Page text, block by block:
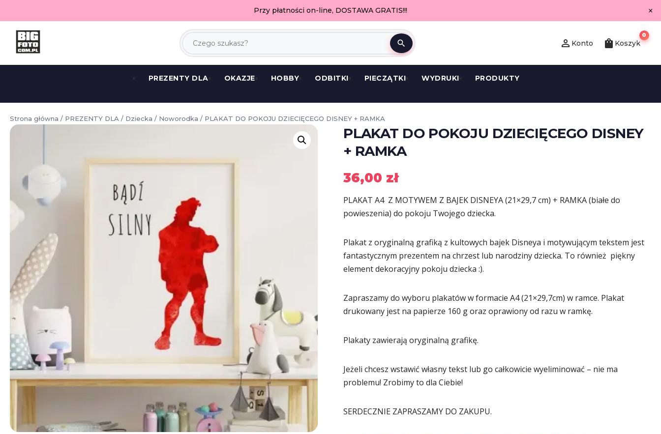
Przy płatności on-line, DOSTAWA GRATIS!!! ×
search person_outline Konto shopping_bag Koszyk
0
PREZENTY DLA OKAZJE HOBBY ODBITKI PIECZĄTKI WYDRUKI PRODUKTY
Strona główna / PREZENTY DLA / Dziecka / Noworodka / PLAKAT DO POKOJU DZIECIĘCEGO DISNEY + RAMKA
PLAKAT DO POKOJU DZIECIĘCEGO DISNEY
+ RAMKA
36,00 zł
PLAKAT A4 Z MOTYWEM Z BAJEK DISNEYA (21×29,7 cm) + RAMKA (białe do
powieszenia) do pokoju Twojego dziecka.
Plakat z oryginalną grafiką z kultowych bajek Disneya i motywującym tekstem jest
fantastycznym prezentem na chrzest lub narodziny dziecka. To również piękny
element dekoracyjny pokoju dziecka :).
Zapraszamy do wyboru plakatów w formacie A4 (21×29,7cm) w ramce. Plakat
drukowany jest na papierze 160 g oraz oprawiony od razu w ramkę.
Plakaty zawierają oryginalną grafikę.
Jeżeli chcesz wstawić własny tekst lub go całkowicie wyeliminować – nie ma
problemu! Zrobimy to dla Ciebie!
SERDECZNIE ZAPRASZAMY DO ZAKUPU.